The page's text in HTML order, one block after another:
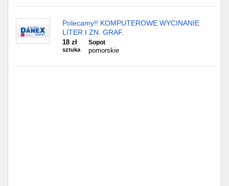
Polecamy!! KOMPUTEROWE WYCINANIE
LITER I ZN. GRAF.
18 zł
sztuka
Sopot
pomorskie
Sosnowiec